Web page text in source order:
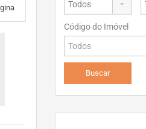
Código do Imóvel